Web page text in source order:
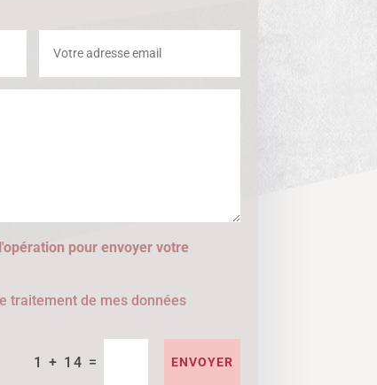
pour envoyer votre
traitement de mes données
1 + 14 = ENVOYER